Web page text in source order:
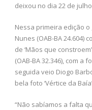
deixou no dia 22 de
Nessa primeira edição
Nunes (OAB-BA 24.604)
de ‘Mãos que
(OAB-BA 32.346), com a
seguida veio Diogo
bela foto ‘Vértice da
“Não sabíamos a falta